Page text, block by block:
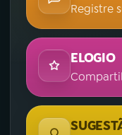
Registre
ELOGIO